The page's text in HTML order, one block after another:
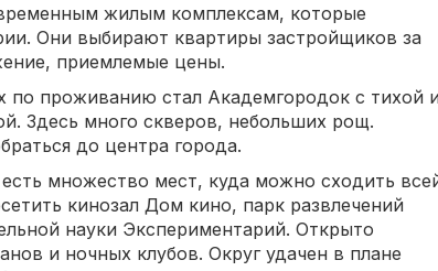
жилым комплексам, которые
Они выбирают квартиры застройщиков за
приемлемые цены.
проживанию стал Академгородок с тихой и
Здесь много скверов, небольших рощ.
до центра города.
множество мест, куда можно сходить
кинозал Дом кино, парк развлечений
науки Экспериментарий. Открыто
и ночных клубов. Округ удачен в плане